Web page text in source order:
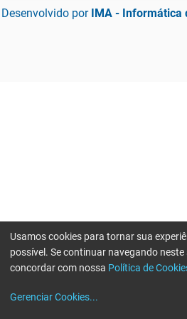
Desenvolvido por IMA - Informática
Usamos cookies para tornar sua
possível. Se continuar navegando neste
concordar com nossa Política de
Gerenciar Cookies...